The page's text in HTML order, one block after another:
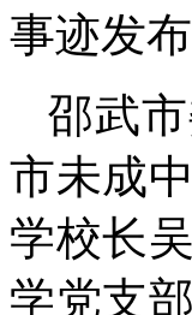
事迹发
邵武
市未成
学校长
学党支